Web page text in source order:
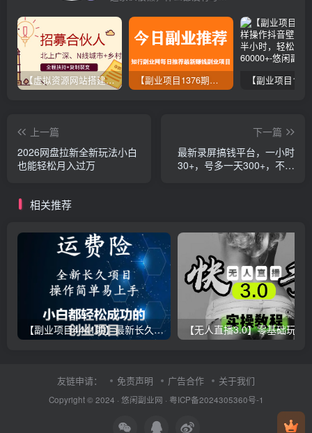
【虚拟资源网站搭建服务】加盟本站系统，做一个和本站一样的独立网站，躺赚的项目 【副业项目1376期】龟课最新闲鱼项目玩法实战教程_全新升级月收益几千到几万
上一篇
2026网盘拉新全新玩法小白
也能轻松月入过万
下一篇
最新录屏搞钱平台，一小时
30+，号多一天300+，不黑
相关推荐
【副业项目4441期】最新长久稳定暴利项目，运费险全新玩法，日赚1000（包含详细教程，全程指导）
友链申请： 免责声明 广告合作 关于我们
Copyright © 2024 · 悠闲副业网 · 粤ICP备2024305360号-1